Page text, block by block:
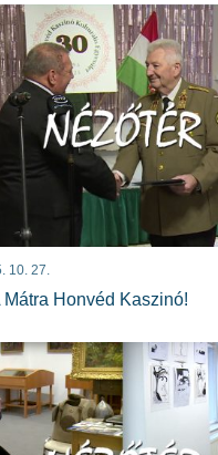
10. 27.
Mátra Honvéd Kaszinó!